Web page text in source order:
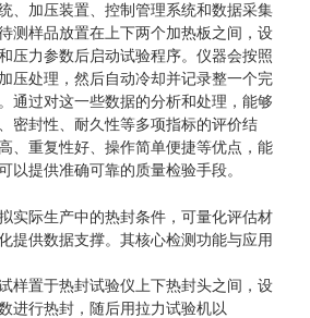
、加压装置、控制管理系统和数据采集
测样品放置在上下两个加热板之间，设
压力参数后启动试验程序。仪器会按照
压处理，然后自动冷却并记录整一个完
通过对这一些数据的分析和处理，能够
密封性、耐久性等多项指标的评价结
、重复性好、操作简单便捷等优点，能
以提供准确可靠的质量检验手段。
际生产中的热封条件，可量化评估材
提供数据支撑。其核心检测功能与应用
置于热封试验仪上下热封头之间，设
进行热封，随后用拉力试验机以